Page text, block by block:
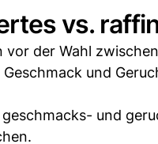
vs.
vor der Wahl
und
und